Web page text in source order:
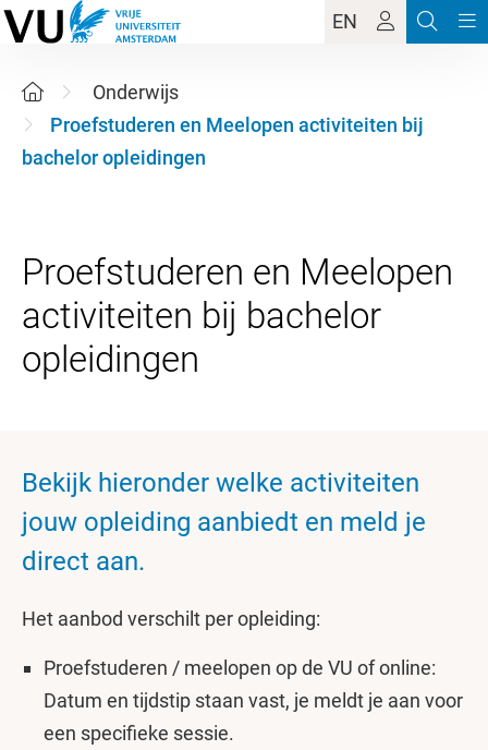
EN
Onderwijs
Proefstuderen en Meelopen activiteiten bij
bachelor opleidingen
Proefstuderen en Meelopen
activiteiten bij bachelor
Bekijk hieronder welke activiteiten
jouw opleiding aanbiedt en meld je
direct aan.
Het aanbod verschilt per opleiding:
Proefstuderen / meelopen op de VU of online:
Datum en tijdstip staan vast, je meldt je aan voor
een specifieke sessie.